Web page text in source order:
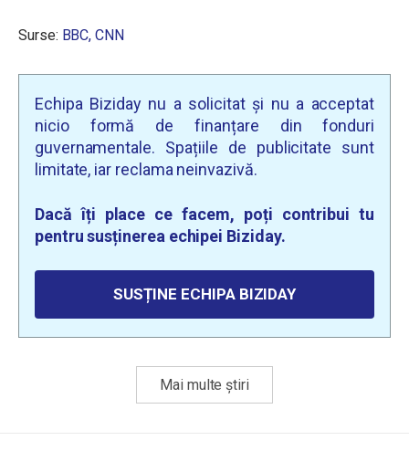
Surse: BBC, CNN
Echipa Biziday nu a solicitat și nu a acceptat
nicio formă de finanțare din fonduri
guvernamentale. Spațiile de publicitate sunt
limitate, iar reclama neinvazivă.
Dacă îți place ce facem, poți contribui tu
pentru susținerea echipei Biziday.
SUSȚINE ECHIPA BIZIDAY
Mai multe știri